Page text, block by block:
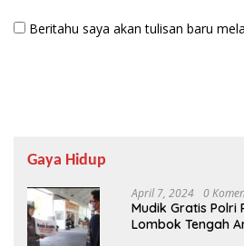
Beritahu saya akan tulisan baru
Gaya Hidup
April 7, 2024 0
Mudik Gratis Polri
Lombok Tengah